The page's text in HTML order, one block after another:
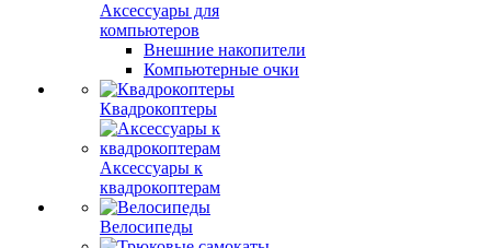
Аксессуары для
компьютеров
Внешние накопители
Компьютерные очки
Квадрокоптеры
Аксессуары к
квадрокоптерам
Велосипеды